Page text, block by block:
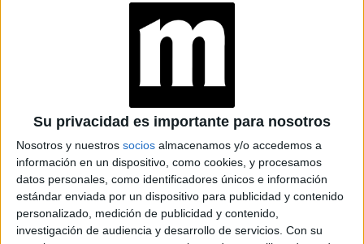
Su privacidad es importante para nosotros
Nosotros y nuestros socios almacenamos y/o accedemos a
información en un dispositivo, como cookies, y procesamos
datos personales, como identificadores únicos e información
estándar enviada por un dispositivo para publicidad y contenido
personalizado, medición de publicidad y contenido,
investigación de audiencia y desarrollo de servicios. Con su
LOGRA
MATERIALIZAR LOS
PREDICCIONES PARA
AGOSTO POR LA
ASTRÓLOGA MHONI
VIDENTE: PLANO
ESPIRITUAL,
LABORAL Y
AMOROSO